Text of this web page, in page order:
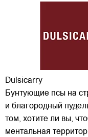
Dulsicarry
Бунтующие псы на
и благородный
том, хотите ли вы,
ментальная